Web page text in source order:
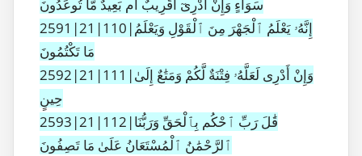
سَوَآءٍ وَإِنْ أَدْرِىٓ أَقَرِيبٌ أَم بَعِيدٌ مَّا تُوعَدُونَ
2591|21|110|إِنَّهُۥ يَعْلَمُ ٱلْجَهْرَ مِنَ ٱلْقَوْلِ وَيَعْلَمُ
مَا تَكْتُمُونَ
2592|21|111|وَإِنْ أَدْرِى لَعَلَّهُۥ فِتْنَةٌ لَّكُمْ وَمَتَٰعٌ إِلَىٰ
حِينٍ
2593|21|112|قَٰلَ رَبِّ ٱحْكُم بِٱلْحَقِّ وَرَبُّنَا
ٱلرَّحْمَٰنُ ٱلْمُسْتَعَانُ عَلَىٰ مَا تَصِفُونَ